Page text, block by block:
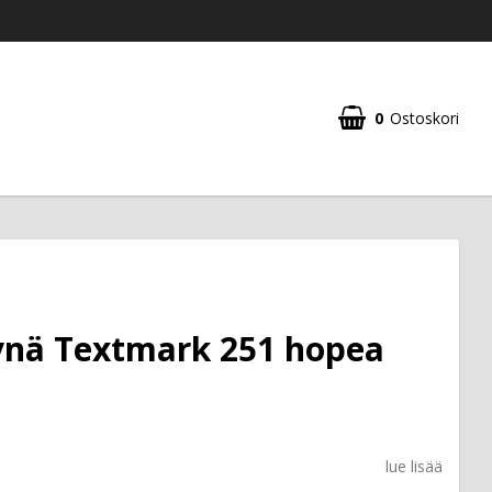
0 Ostoskori
Textmark 251 hopea
lue lisää